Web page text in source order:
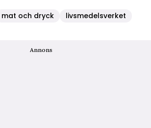
mat och dryck livsmedelsverket
Annons